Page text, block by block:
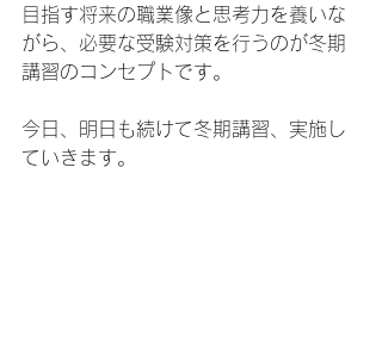
目指す将来の職業像と思考力を養いな
がら、必要な受験対策を行うのが冬期
講習のコンセプトです。
今日、明日も続けて冬期講習、実施し
ていきます。